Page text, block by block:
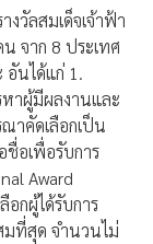
วัลสมเด็จเจ้าฟ้า
จาก 8 ประเทศ
อันได้แก่ 1.
หาผู้มีผลงานและ
าคัดเลือกเป็น
ชื่อเพื่อรับการ
Award
กผู้ได้รับการ
ที่สุด จำนวนไม่